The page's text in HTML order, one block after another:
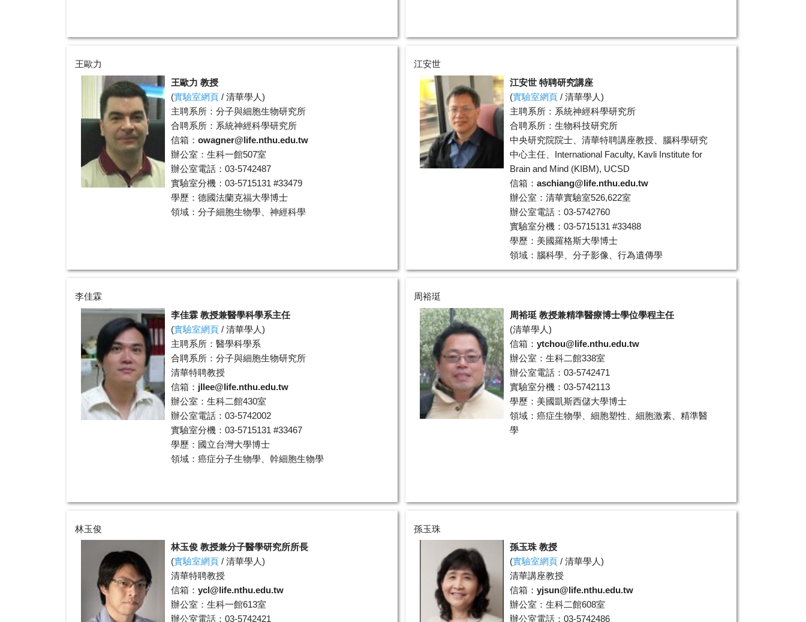
王歐力
王歐力 教授
(實驗室網頁 / 清華學人)
主聘系所：分子與細胞生物研究所
合聘系所：系統神經科學研究所
信箱： owagner@life.nthu.edu.tw
辦公室：生科一館507室
辦公室電話：03-5742487
實驗室分機：03-5715131 #33479
學歷：德國法蘭克福大學博士
領域：分子細胞生物學、神經科學
江安世
江安世 特聘研究講座
(實驗室網頁 /清華學人)
主聘系所：系統神經科學研究所
合聘系所：生物科技研究所
中央研究院院士、清華特聘講座教授、腦科學研究
中心主任、International Faculty, Kavli Institute for
Brain and Mind (KIBM), UCSD
信箱：aschiang@life.nthu.edu.tw
辦公室：清華實驗室526,622室
辦公室電話：03-5742760
實驗室分機：03-5715131 #33488
學歷：美國羅格斯大學博士
領域：腦科學、分子影像、行為遺傳學
李佳霖
李佳霖 教授兼醫學科學系主任
(實驗室網頁 / 清華學人)
主聘系所：醫學科學系
合聘系所：分子與細胞生物研究所
清華特聘教授
信箱： jllee@life.nthu.edu.tw
辦公室：生科二館430室
辦公室電話：03-5742002
實驗室分機：03-5715131 #33467
學歷：國立台灣大學博士
領域：癌症分子生物學、幹細胞生物學
周裕珽
周裕珽 教授兼精準醫療博士學位學程主任
(清華學人)
信箱：ytchou@life.nthu.edu.tw
辦公室：生科二館338室
辦公室電話：03-5742471
實驗室分機：03-5742113
學歷：美國凱斯西儲大學博士
領域：癌症生物學、細胞塑性、細胞激素、精準醫
學
林玉俊
林玉俊 教授兼分子醫學研究所所長
(實驗室網頁 / 清華學人)
清華特聘教授
信箱： ycl@life.nthu.edu.tw
辦公室：生科一館613室
辦公室電話：03-5742421
孫玉珠
孫玉珠 教授
(實驗室網頁 /清華學人)
清華講座教授
信箱：yjsun@life.nthu.edu.tw
辦公室：生科二館608室
辦公室電話：03-5742486